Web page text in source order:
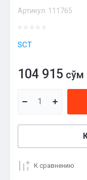
Артикул: 111765
SCT
104 915 сўм
К сравнению